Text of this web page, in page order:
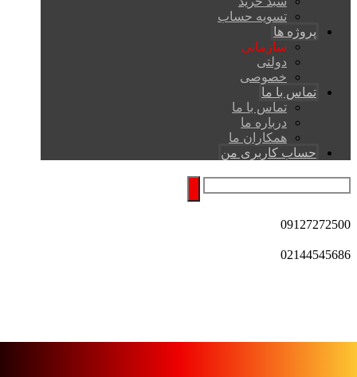
تسویه حساب
پروژه ها
سازمانی
دولتی
خصوصی
تماس با ما
تماس با ما
درباره ما
همکاران ما
حساب کاربری من
09127272500
02144545686